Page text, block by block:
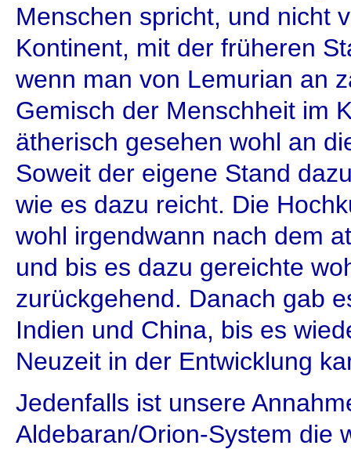
Menschen spricht, und nicht
Kontinent, mit der früheren
wenn man von Lemurian an
Gemisch der Menschheit im
ätherisch gesehen wohl an
Soweit der eigene Stand
wie es dazu reicht. Die
wohl irgendwann nach dem
und bis es dazu gereichte
zurückgehend. Danach gab
Indien und China, bis es
Neuzeit in der Entwicklung
Jedenfalls ist unsere
Aldebaran/Orion-System die